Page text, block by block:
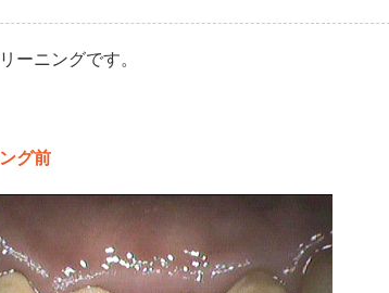
ーニングです。
グ前